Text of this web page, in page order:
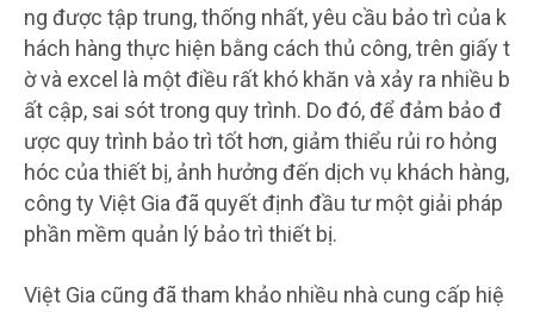
ng được tập trung, thống nhất, yêu cầu bảo trì của k
hách hàng thực hiện bằng cách thủ công, trên giấy t
ờ và excel là một điều rất khó khăn và xảy ra nhiều b
ất cập, sai sót trong quy trình. Do đó, để đảm bảo đ
ược quy trình bảo trì tốt hơn, giảm thiểu rủi ro hỏng
hóc của thiết bị, ảnh hưởng đến dịch vụ khách hàng,
công ty Việt Gia đã quyết định đầu tư một giải pháp
phần mềm quản lý bảo trì thiết bị.
Việt Gia cũng đã tham khảo nhiều nhà cung cấp hiệ